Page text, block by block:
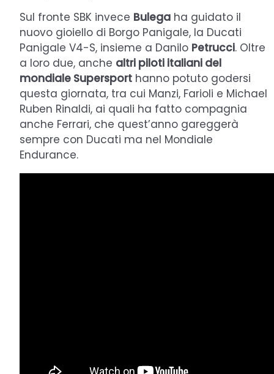
Sul fronte SBK invece Bulega ha guidato il
nuovo gioiello di Borgo Panigale, la Ducati
Panigale V4-S, insieme a Danilo Petrucci. Oltre
a loro due, anche altri piloti italiani del
mondiale Supersport hanno potuto godersi
questa giornata, tra cui Manzi, Farioli e Michael
Ruben Rinaldi, ai quali ha fatto compagnia
anche Ferrari, che quest’anno gareggerà
sempre con Ducati ma nel Mondiale
Endurance.